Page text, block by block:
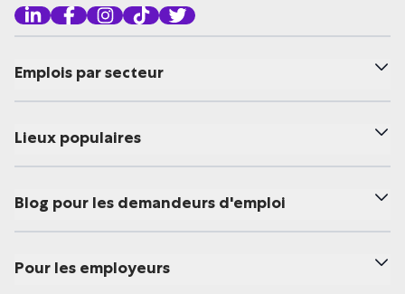
Emplois par secteur
Lieux populaires
Blog pour les demandeurs d'emploi
Pour les employeurs